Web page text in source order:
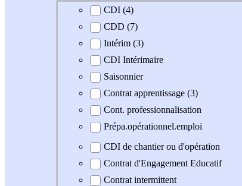
Type de contrat
CDI (4)
CDD (7)
Intérim (3)
CDI Intérimaire
Saisonnier
Contrat apprentissage (3)
Cont. professionnalisation
Prépa.opérationnel.emploi
CDI de chantier ou d'opération
Contrat d'Engagement Educatif
Contrat intermittent